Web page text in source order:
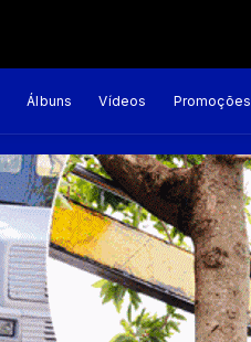
Álbuns Vídeos Promoções